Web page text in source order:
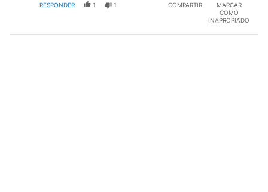
poco /nada creíble el IPC publicado -
RESPONDER 1 1 COMPARTIR
MARCAR
COMO
INAPROPIADO